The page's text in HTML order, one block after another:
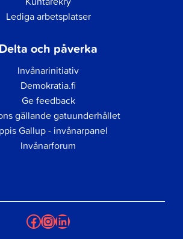
Lediga arbetsplatser
Delta och påverka
Invånarinitiativ
Demokratia.fi
Ge feedback
gällande gatuunderhållet
Gallup - invånarpanel
Invånarforum
Facebook
Instagram
LinkedIn